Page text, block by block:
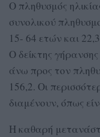
Ο πληθυσμός
συνολικού
15- 64 ετών και
Ο δείκτης
άνω προς τον
156,2. Οι
διαμένουν, όπως
Η καθαρή